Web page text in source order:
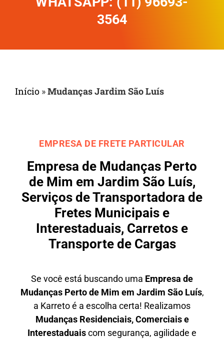
3564
Início »Mudanças Jardim São Luís
EMPRESA DE FRETE PARTICULAR
Empresa de Mudanças Perto
de Mim em Jardim São Luís,
Serviços de Transportadora de
Fretes Municipais e
Interestaduais, Carretos e
Transporte de Cargas
Se você está buscando uma Empresa de
Mudanças Perto de Mim em Jardim São Luís,
a Karreto é a escolha certa! Realizamos
Mudanças Residenciais, Comerciais e
Interestaduaiscom segurança, agilidade e